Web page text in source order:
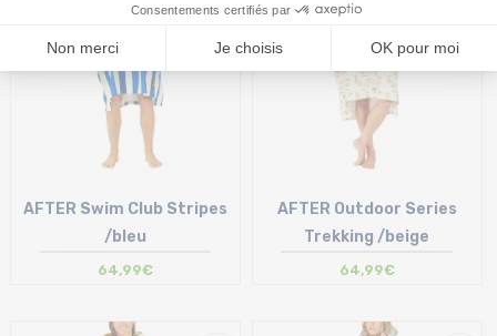
AFTER Swim Club Stripes
/bleu
64,99€
AFTER Outdoor Series
Trekking /beige
64,99€